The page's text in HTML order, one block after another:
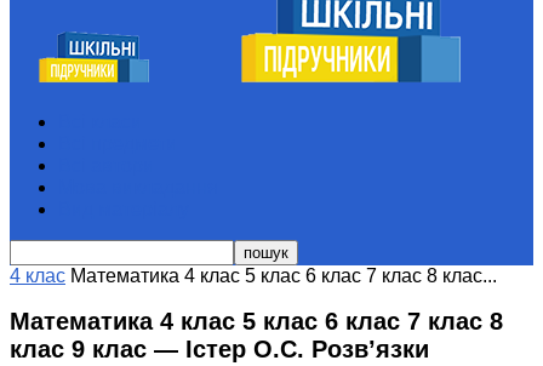
4 клас Математика 4 клас 5 клас 6 клас 7 клас 8 клас...
Математика 4 клас 5 клас 6 клас 7 клас 8
клас 9 клас — Істер О.С. Розв’язки